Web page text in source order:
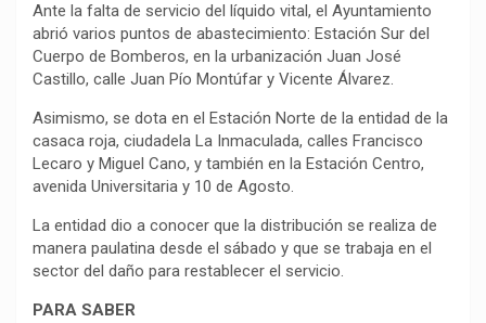
Ante la falta de servicio del líquido vital, el Ayuntamiento
abrió varios puntos de abastecimiento: Estación Sur del
Cuerpo de Bomberos, en la urbanización Juan José
Castillo, calle Juan Pío Montúfar y Vicente Álvarez.
Asimismo, se dota en el Estación Norte de la entidad de la
casaca roja, ciudadela La Inmaculada, calles Francisco
Lecaro y Miguel Cano, y también en la Estación Centro,
avenida Universitaria y 10 de Agosto.
La entidad dio a conocer que la distribución se realiza de
manera paulatina desde el sábado y que se trabaja en el
sector del daño para restablecer el servicio.
PARA SABER